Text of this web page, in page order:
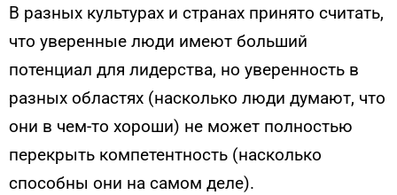
В разных культурах и странах принято считать,
что уверенные люди имеют больший
потенциал для лидерства, но уверенность в
разных областях (насколько люди думают, что
они в чем-то хороши) не может полностью
перекрыть компетентность (насколько
способны они на самом деле).